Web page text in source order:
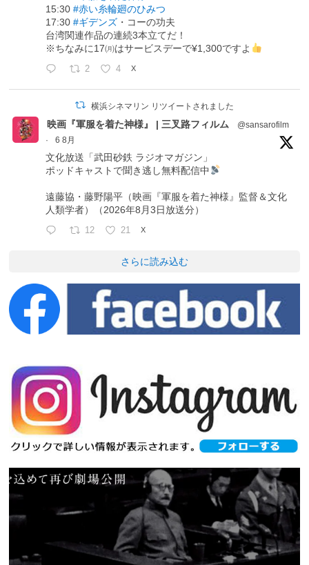
15:30#赤い糸輪廻のひみつ
17:30#ギデンズ ・コーの功夫
台湾関連作品の連続3本立てだ！
※ちなみに17㈪はサービスデーで¥1,300ですよ
2 4 X
横浜シネマリン リツイートされました
映画『軍服を着た神様』 | 三叉路フィルム
@sansarofilm
·
6 8月
文化放送「武田砂鉄 ラジオマガジン」
ポッドキャストで聞き逃し無料配信中
遠藤協・藤野陽平（映画『軍服を着た神様』監督＆文化
人類学者）（2026年8月3日放送分）
12 21 X
さらに読み込む